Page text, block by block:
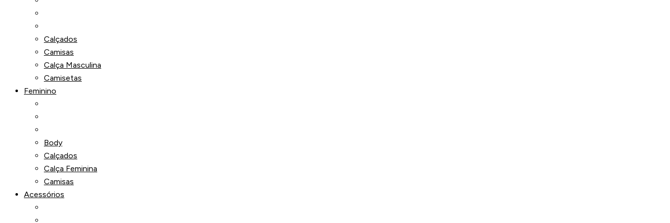
Calçados
Camisas
Calça Masculina
Camisetas
Feminino
Body
Calçados
Calça Feminina
Camisas
Acessórios